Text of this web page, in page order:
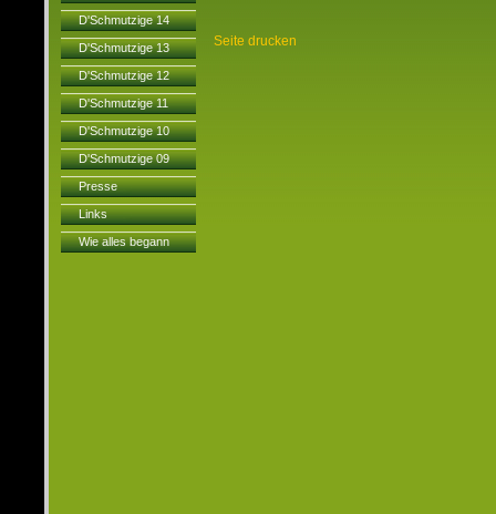
D'Schmutzige 14
D'Schmutzige 13
D'Schmutzige 12
D'Schmutzige 11
D'Schmutzige 10
D'Schmutzige 09
Presse
Links
Wie alles begann
Seite drucken